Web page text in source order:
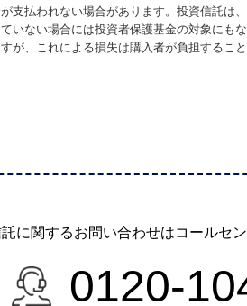
支払われない場合があります。投資信託
いない場合には投資者保護基金の対象にも
、これによる損失は購入者が負担すること
に関するお問い合わせはコールセ
0120-